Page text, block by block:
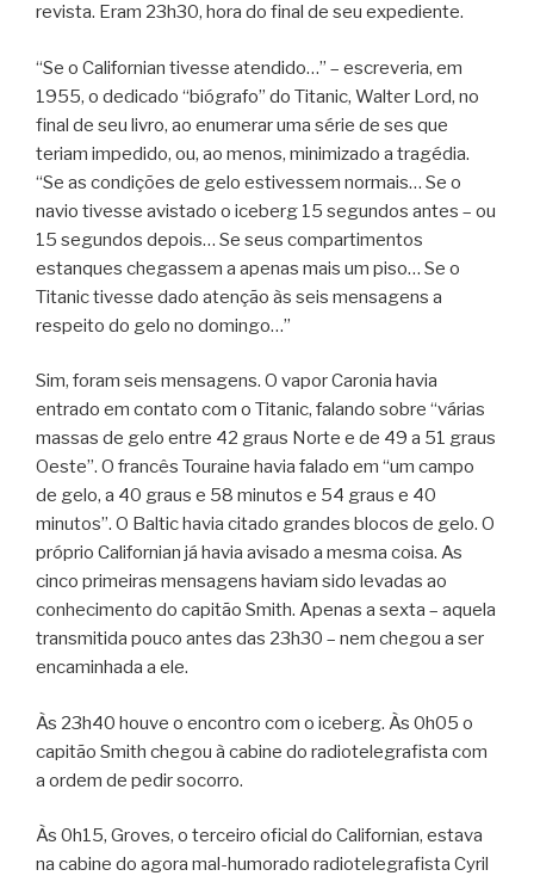
revista. Eram 23h30, hora do final de seu expediente.
“Se o Californian tivesse atendido…” – escreveria, em
1955, o dedicado “biógrafo” do Titanic, Walter Lord, no
final de seu livro, ao enumerar uma série de ses que
teriam impedido, ou, ao menos, minimizado a tragédia.
“Se as condições de gelo estivessem normais… Se o
navio tivesse avistado o iceberg 15 segundos antes – ou
15 segundos depois… Se seus compartimentos
estanques chegassem a apenas mais um piso… Se o
Titanic tivesse dado atenção às seis mensagens a
respeito do gelo no domingo…”
Sim, foram seis mensagens. O vapor Caronia havia
entrado em contato com o Titanic, falando sobre “várias
massas de gelo entre 42 graus Norte e de 49 a 51 graus
Oeste”. O francês Touraine havia falado em “um campo
de gelo, a 40 graus e 58 minutos e 54 graus e 40
minutos”. O Baltic havia citado grandes blocos de gelo. O
próprio Californian já havia avisado a mesma coisa. As
cinco primeiras mensagens haviam sido levadas ao
conhecimento do capitão Smith. Apenas a sexta – aquela
transmitida pouco antes das 23h30 – nem chegou a ser
encaminhada a ele.
Às 23h40 houve o encontro com o iceberg. Às 0h05 o
capitão Smith chegou à cabine do radiotelegrafista com
a ordem de pedir socorro.
Às 0h15, Groves, o terceiro oficial do Californian, estava
na cabine do agora mal-humorado radiotelegrafista Cyril